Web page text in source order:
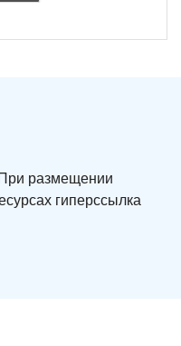
размещении
гиперссылка